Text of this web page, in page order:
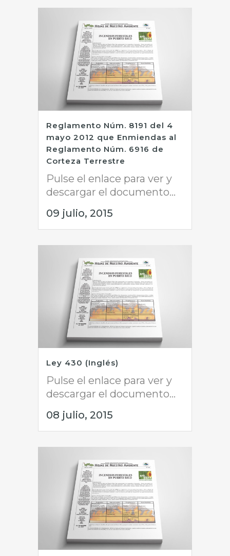
Reglamento Núm. 8191 del 4
mayo 2012 que Enmiendas al
Reglamento Núm. 6916 de
Corteza Terrestre
Pulse el enlace para ver y
descargar el documento...
09 julio, 2015
Ley 430 (Inglés)
Pulse el enlace para ver y
descargar el documento...
08 julio, 2015